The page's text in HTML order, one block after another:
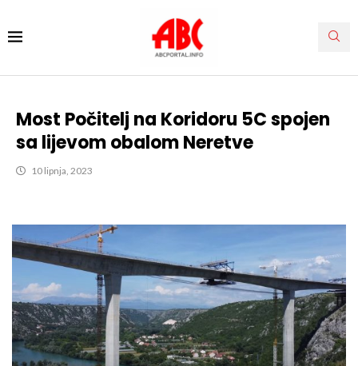
Most Počitelj na Koridoru 5C spojen
sa lijevom obalom Neretve
10 lipnja, 2023